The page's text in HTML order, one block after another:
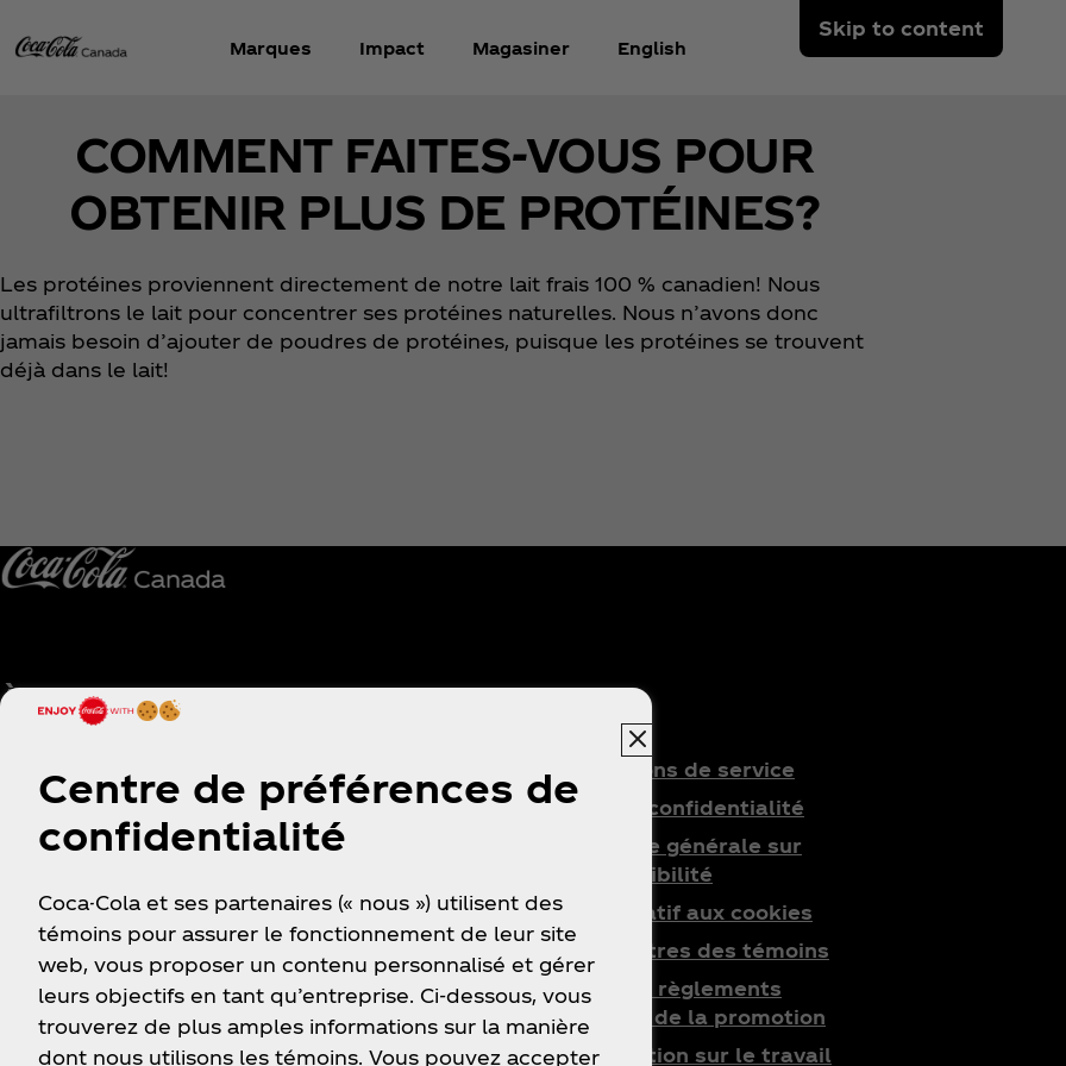
Skip to content
Marques Impact Magasiner English
COMMENT FAITES-VOUS POUR
OBTENIR PLUS DE PROTÉINES?
Les protéines proviennent directement de notre lait frais 100 % canadien! Nous
ultrafiltrons le lait pour concentrer ses protéines naturelles. Nous n’avons donc
jamais besoin d’ajouter de poudres de protéines, puisque les protéines se trouvent
déjà dans le lait!
À propos de nous
Espace média
Histoire
Nos Partenaires
Besoin d’aide?
Trouver nos produits
S'inscrire
Se connecter
Nous contacter
Légal
Conditions de service
Avis de confidentialité
Politique générale sur
l’accessibilité
Avis relatif aux cookies
Paramètres des témoins
Tous les règlements
officiels de la promotion
Déclaration sur le travail
Centre de préférences de
confidentialité
Coca-Cola et ses partenaires (« nous ») utilisent des
témoins pour assurer le fonctionnement de leur site
web, vous proposer un contenu personnalisé et gérer
leurs objectifs en tant qu’entreprise. Ci-dessous, vous
trouverez de plus amples informations sur la manière
dont nous utilisons les témoins. Vous pouvez accepter